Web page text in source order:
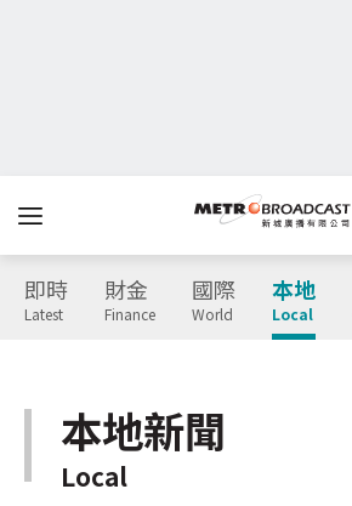
即時
Latest
財金
Finance
國際
World
本地
Local
本地新聞
Local